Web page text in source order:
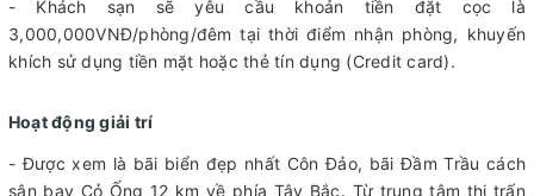
- Khách sạn sẽ yêu cầu khoản tiền đặt cọc là
3,000,000VNĐ/phòng/đêm tại thời điểm nhận phòng, khuyến
khích sử dụng tiền mặt hoặc thẻ tín dụng (Credit card).
Hoạt động giải trí
- Được xem là bãi biển đẹp nhất Côn Đảo, bãi Đầm Trầu cách
sân bay Cỏ Ống 12 km về phía Tây Bắc. Từ trung tâm thị trấn